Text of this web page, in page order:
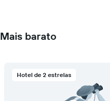
Mais barato
Hotel de 2 estrelas